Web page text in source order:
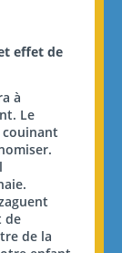
effet de
à
Le
couinant
de
de la